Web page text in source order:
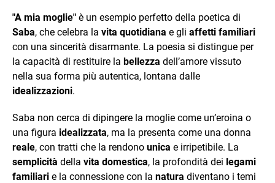
"A mia moglie" è un esempio perfetto della poetica di
Saba, che celebra la vita quotidiana e gli affetti familiari
con una sincerità disarmante. La poesia si distingue per
la capacità di restituire la bellezza dell’amore vissuto
nella sua forma più autentica, lontana dalle
idealizzazioni.
Saba non cerca di dipingere la moglie come un’eroina o
una figura idealizzata, ma la presenta come una donna
reale, con tratti che la rendono unica e irripetibile. La
semplicità della vita domestica, la profondità dei legami
familiari e la connessione con la natura diventano i temi